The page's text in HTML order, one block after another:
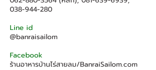
038-944-280
Line id
@banraisailom
Facebook
ร้านอาหารบ้านไร่สายลม/BanraiSailom.com